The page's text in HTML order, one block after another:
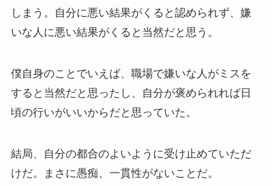
しまう。自分に悪い結果がくると認められず、嫌
いな人に悪い結果がくると当然だと思う。
僕自身のことでいえば、職場で嫌いな人がミスを
すると当然だと思ったし、自分が褒められれば日
頃の行いがいいからだと思っていた。
結局、自分の都合のよいように受け止めていただ
けだ。まさに愚痴、一貫性がないことだ。